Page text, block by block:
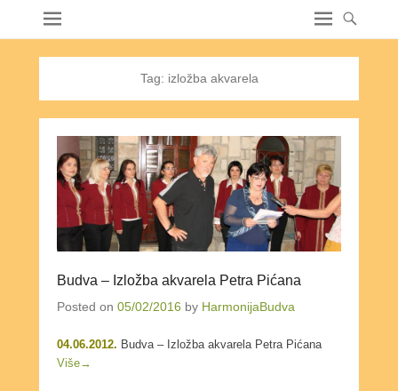
Tag: izložba akvarela
Budva – Izložba akvarela Petra Pićana
Posted on 05/02/2016 by HarmonijaBudva
04.06.2012. Budva – Izložba akvarela Petra Pićana
Više→